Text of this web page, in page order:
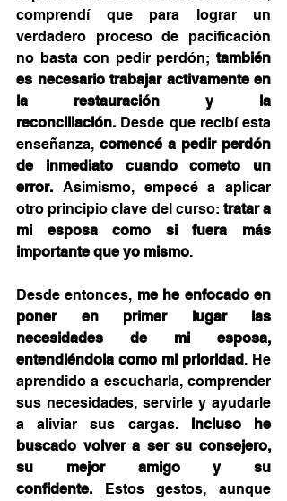
comprendí que para lograr un
verdadero proceso de pacificación
no basta con pedir perdón; también
es necesario trabajar activamente en
la restauración y la
reconciliación. Desde que recibí esta
enseñanza, comencé a pedir perdón
de inmediato cuando cometo un
error. Asimismo, empecé a aplicar
otro principio clave del curso: tratar a
mi esposa como si fuera más
importante que yo mismo.
Desde entonces, me he enfocado en
poner en primer lugar las
necesidades de mi esposa,
entendiéndola como mi prioridad. He
aprendido a escucharla, comprender
sus necesidades, servirle y ayudarle
a aliviar sus cargas. Incluso he
buscado volver a ser su consejero,
su mejor amigo y su
confidente. Estos gestos, aunque